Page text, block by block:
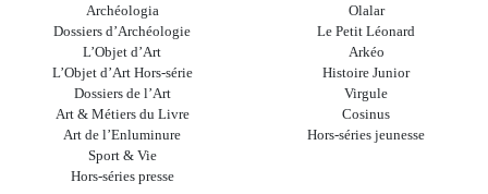
Archéologia
Dossiers d’Archéologie
L’Objet d’Art
L’Objet d’Art Hors-série
Dossiers de l’Art
Art & Métiers du Livre
Art de l’Enluminure
Sport & Vie
Hors-séries presse
Olalar
Le Petit Léonard
Arkéo
Histoire Junior
Virgule
Cosinus
Hors-séries jeunesse